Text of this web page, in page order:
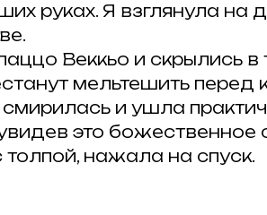
руках. Я взглянула на
Веккьо и скрылись в
мельтешить перед
и ушла
это божественное
нажала на спуск.